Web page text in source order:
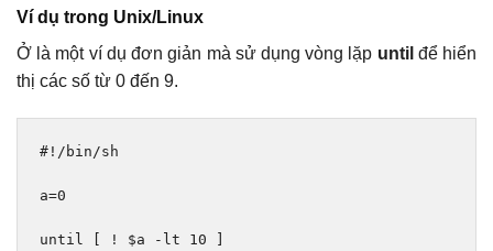
Ví dụ trong Unix/Linux
Ở là một ví dụ đơn giản mà sử dụng vòng lặp until để hiển
thị các số từ 0 đến 9.
#!/bin/sh
a=0
until ! $a - lt 10